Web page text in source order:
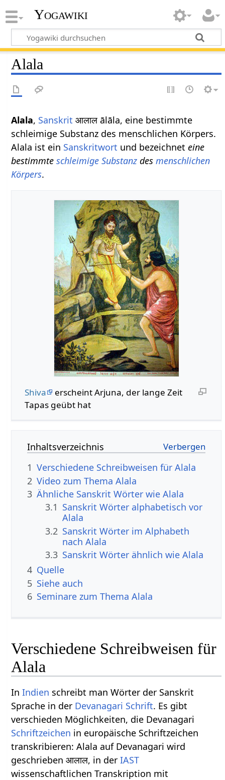
Yogawiki
Alala
Alala, Sanskrit आलाल ālāla, eine bestimmte
schleimige Substanz des menschlichen Körpers.
Alala ist ein Sanskritwort und bezeichneteine
bestimmteschleimige Substanz desmenschlichen
Körpers.
Shiva
erscheint Arjuna, der lange Zeit
Tapas geübt hat
Inhaltsverzeichnis
1 Verschiedene Schreibweisen für Alala
2 Video zum Thema Alala
3 Ähnliche Sanskrit Wörter wie Alala
3.1 Sanskrit Wörter alphabetisch vor
Alala
3.2 Sanskrit Wörter im Alphabeth
nach Alala
3.3 Sanskrit Wörter ähnlich wie Alala
4 Quelle
5 Siehe auch
6 Seminare zum Thema Alala
Verschiedene Schreibweisen für
Alala
InIndien schreibt man Wörter der Sanskrit
Sprache in der Devanagari Schrift. Es gibt
verschieden Möglichkeiten, die Devanagari
Schriftzeichen in europäische Schriftzeichen
transkribieren: Alala auf Devanagari wird
geschrieben आलाल, in derIAST
wissenschaftlichen Transkription mit